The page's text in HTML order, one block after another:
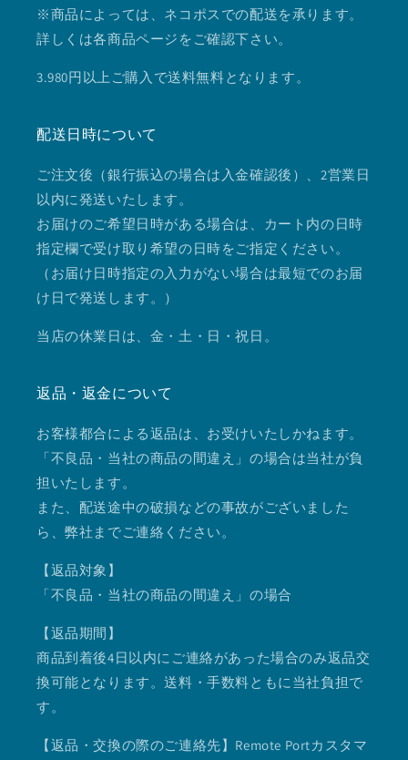
※商品によっては、ネコポスでの配送を承ります。
詳しくは各商品ページをご確認下さい。
3.980円以上ご購入で送料無料となります。
配送日時について
ご注文後（銀行振込の場合は入金確認後）、2営業日
以内に発送いたします。
お届けのご希望日時がある場合は、カート内の日時
指定欄で受け取り希望の日時をご指定ください。
（お届け日時指定の入力がない場合は最短でのお届
け日で発送します。）
当店の休業日は、金・土・日・祝日。
返品・返金について
お客様都合による返品は、お受けいたしかねます。
「不良品・当社の商品の間違え」の場合は当社が負
担いたします。
また、配送途中の破損などの事故がございました
ら、弊社までご連絡ください。
【返品対象】
「不良品・当社の商品の間違え」の場合
【返品期間】
商品到着後4日以内にご連絡があった場合のみ返品交
換可能となります。送料・手数料ともに当社負担で
す。
【返品・交換の際のご連絡先】Remote Portカスタマ